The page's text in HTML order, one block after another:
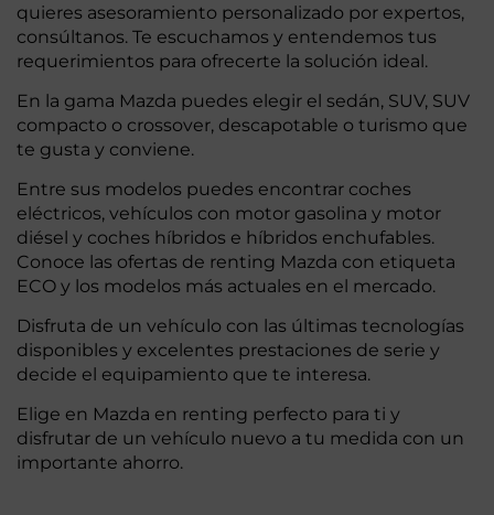
quieres asesoramiento personalizado por expertos,
consúltanos. Te escuchamos y entendemos tus
requerimientos para ofrecerte la solución ideal.
En la gama Mazda puedes elegir el sedán, SUV, SUV
compacto o crossover, descapotable o turismo que
te gusta y conviene.
Entre sus modelos puedes encontrar coches
eléctricos, vehículos con motor gasolina y motor
diésel y coches híbridos e híbridos enchufables.
Conoce las ofertas de renting Mazda con etiqueta
ECO y los modelos más actuales en el mercado.
Disfruta de un vehículo con las últimas tecnologías
disponibles y excelentes prestaciones de serie y
decide el equipamiento que te interesa.
Elige en Mazda en renting perfecto para ti y
disfrutar de un vehículo nuevo a tu medida con un
importante ahorro.